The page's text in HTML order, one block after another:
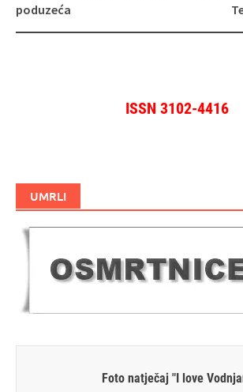
poduzeća
ISSN 3102-4416
UMRLI
Foto natječaj "I love